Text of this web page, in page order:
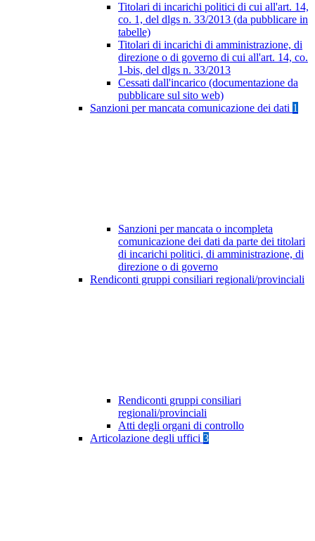
Titolari di incarichi politici di cui all'art. 14,
co. 1, del dlgs n. 33/2013 (da pubblicare in
tabelle)
Titolari di incarichi di amministrazione, di
direzione o di governo di cui all'art. 14, co.
1-bis, del dlgs n. 33/2013
Cessati dall'incarico (documentazione da
pubblicare sul sito web)
Sanzioni per mancata comunicazione dei dati 1
Sanzioni per mancata o incompleta
comunicazione dei dati da parte dei titolari
di incarichi politici, di amministrazione, di
direzione o di governo
Rendiconti gruppi consiliari regionali/provinciali
Rendiconti gruppi consiliari
regionali/provinciali
Atti degli organi di controllo
Articolazione degli uffici 3